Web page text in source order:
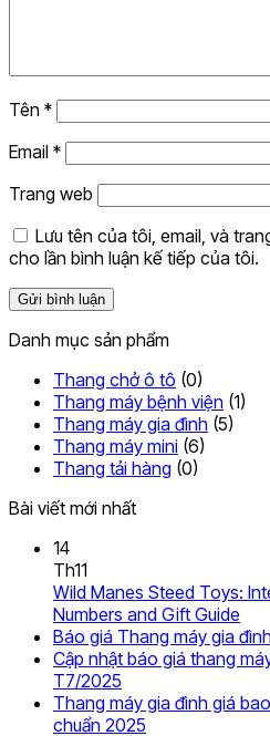
Tên *
Email *
Trang web
Lưu tên của tôi, email, và
cho lần bình luận kế tiếp của tôi.
Danh mục sản phẩm
Thang chở ô tô (0)
Thang máy bệnh viện (1)
Thang máy gia đình (5)
Thang máy mini (6)
Thang tải hàng (0)
Bài viết mới nhất
14
Th11
Wild Manes Steed Toys:
Numbers and Gift Guide
có
ở
Báo giá Thang máy gia
Cập nhật báo giá thang
T7/2025
có
bình
Thang máy gia đình giá
chuẩn 2025